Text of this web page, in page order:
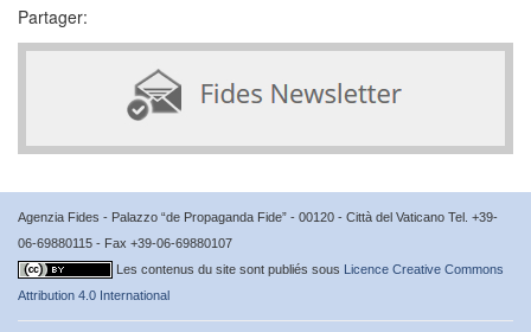
Partager:
Agenzia Fides - Palazzo “de Propaganda Fide” - 00120 - Città del Vaticano Tel. +39-
06-69880115 - Fax +39-06-69880107
Les contenus du site sont publiés sous Licence Creative Commons
Attribution 4.0 International